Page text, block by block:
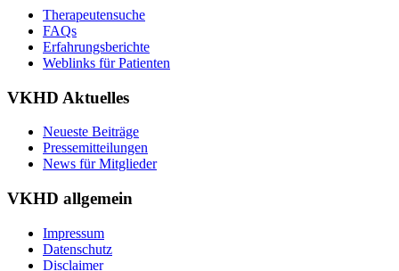
Therapeutensuche
FAQs
Erfahrungsberichte
Weblinks für Patienten
VKHD Aktuelles
Neueste Beiträge
Pressemitteilungen
News für Mitglieder
VKHD allgemein
Impressum
Datenschutz
Disclaimer